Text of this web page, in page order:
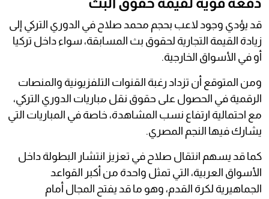
قد يؤدي وجود لاعب بحجم محمد صلاح في الدوري التركي إلى
زيادة القيمة التجارية لحقوق بث المسابقة، سواء داخل تركيا
أو في الأسواق الخارجية.
ومن المتوقع أن تزداد رغبة القنوات التلفزيونية والمنصات
الرقمية في الحصول على حقوق نقل مباريات الدوري التركي،
مع احتمالية ارتفاع نسب المشاهدة، خاصة في المباريات التي
يشارك فيها النجم المصري.
كما قد يسهم انتقال صلاح في تعزيز انتشار البطولة داخل
الأسواق العربية، التي تمثل واحدة من أكبر القواعد
الجماهيرية لكرة القدم، وهو ما قد يفتح المجال أمام